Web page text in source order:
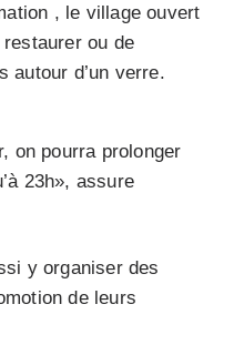
, le village ouvert
restaurer ou de
autour d’un verre.
on pourra prolonger
23h», assure
y organiser des
de leurs